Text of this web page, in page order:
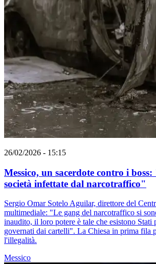
26/02/2026 - 15:15
Messico, un sacerdote contro i
società infettate dal narcotraffico"
Sergio Omar Sotelo Aguilar, direttore del
multimediale: "Le gang del narcotraffico si
inaudito, il loro potere è tale che esistono Stati
governati dai cartelli". La Chiesa in prima fila
l'illegalità.
Messico